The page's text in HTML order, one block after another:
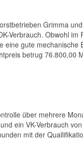
Grimma
Verbrauch. Obwohl im
gute mechanische
betrug 76.800,00
über mehrere
ein VK-Verbrauch
mit der